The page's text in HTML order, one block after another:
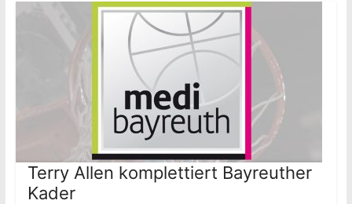
Terry Allen komplettiert Bayreuther
Kader